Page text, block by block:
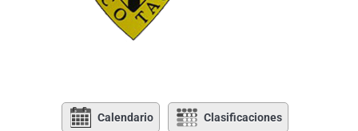
Calendario Clasificaciones